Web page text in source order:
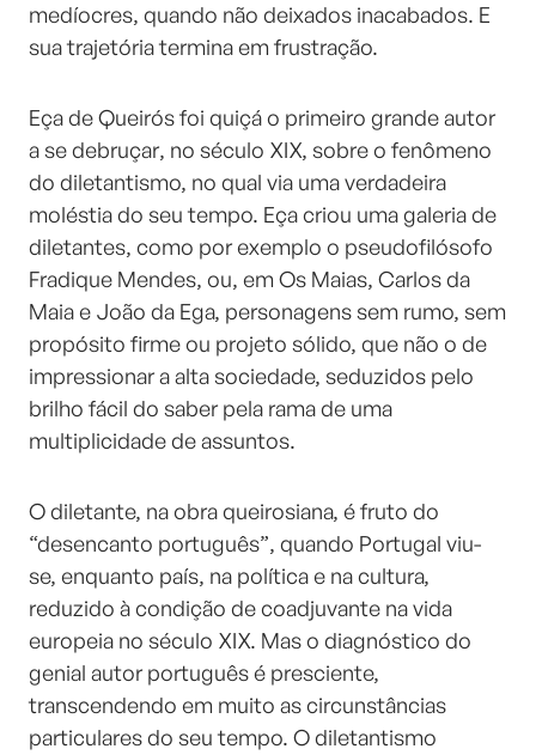
medíocres, quando não deixados inacabados. E
sua trajetória termina em frustração.
Eça de Queirós foi quiçá o primeiro grande autor
a se debruçar, no século XIX, sobre o fenômeno
do diletantismo, no qual via uma verdadeira
moléstia do seu tempo. Eça criou uma galeria de
diletantes, como por exemplo o pseudofilósofo
Fradique Mendes, ou, em Os Maias, Carlos da
Maia e João da Ega, personagens sem rumo, sem
propósito firme ou projeto sólido, que não o de
impressionar a alta sociedade, seduzidos pelo
brilho fácil do saber pela rama de uma
multiplicidade de assuntos.
O diletante, na obra queirosiana, é fruto do
“desencanto português”, quando Portugal viu-
se, enquanto país, na política e na cultura,
reduzido à condição de coadjuvante na vida
europeia no século XIX. Mas o diagnóstico do
genial autor português é presciente,
transcendendo em muito as circunstâncias
particulares do seu tempo. O diletantismo